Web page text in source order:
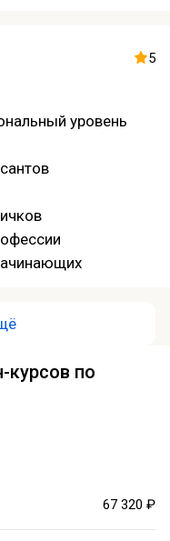
блоки/задания
5
уровень
курсов по
67 320 ₽